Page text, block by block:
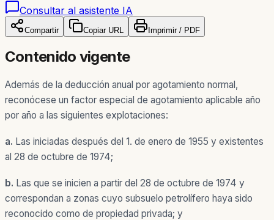
Consultar al asistente IA
Compartir Copiar URL Imprimir / PDF
Contenido vigente
Además de la deducción anual por agotamiento normal,
reconócese un factor especial de agotamiento aplicable año
por año a las siguientes explotaciones:
a. Las iniciadas después del 1. de enero de 1955 y existentes
al 28 de octubre de 1974;
b. Las que se inicien a partir del 28 de octubre de 1974 y
correspondan a zonas cuyo subsuelo petrolífero haya sido
reconocido como de propiedad privada; y